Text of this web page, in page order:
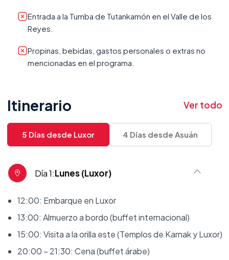
Entrada a la Tumba de Tutankamón en el Valle de los
Reyes.
Propinas, bebidas, gastos personales o extras no
mencionadas en el programa.
Itinerario Ver todo
5 Días desde Luxor 4 Días desde Asuán
Día 1:Lunes (Luxor)
12:00: Embarque en Luxor
13:00: Almuerzo a bordo (buffet internacional)
15:00: Visita a la orilla este (Templos de Karnak y Luxor)
20:00 – 21:30: Cena (buffet árabe)